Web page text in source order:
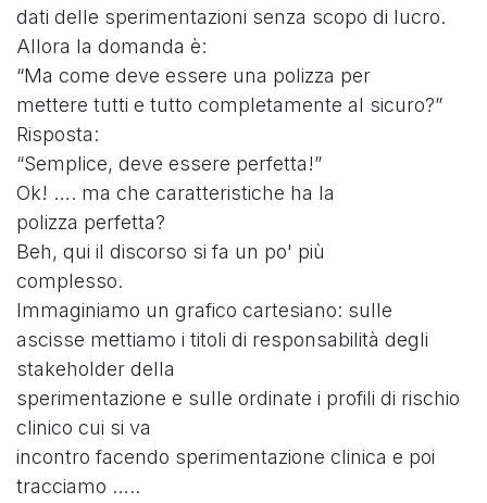
dati delle sperimentazioni senza scopo di lucro.
Allora la domanda è:
“Ma come deve essere una polizza per
mettere tutti e tutto completamente al sicuro?”
Risposta:
“Semplice, deve essere perfetta!”
Ok! …. ma che caratteristiche ha la
polizza perfetta?
Beh, qui il discorso si fa un po' più
complesso.
Immaginiamo un grafico cartesiano: sulle
ascisse mettiamo i titoli di responsabilità degli
stakeholder della
sperimentazione e sulle ordinate i profili di rischio
clinico cui si va
incontro facendo sperimentazione clinica e poi
tracciamo …..